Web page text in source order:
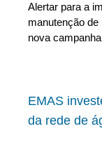
Alertar para a
manutenção
nova
EMAS
da rede de